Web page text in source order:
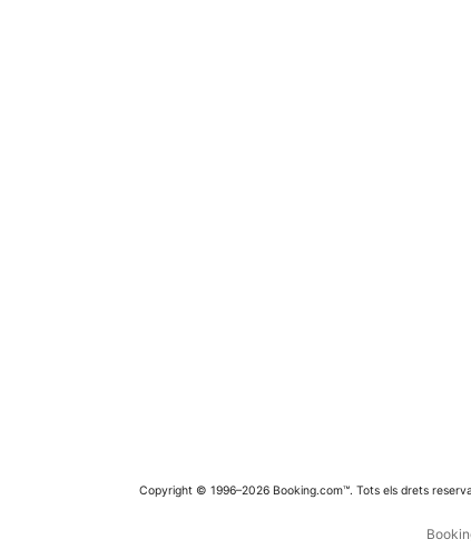
Copyright © 1996–2026 Booking.com™. Tots els drets